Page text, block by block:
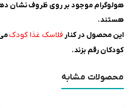
هولوگرام موجود بر روی ظروف نشان
هستند.
این محصول در کنار فلاسک غذا کودک
کودکان رقم بزند.
محصولات مشابه